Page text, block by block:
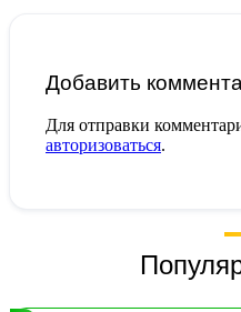
Добавить
Для отправки
авторизоваться.